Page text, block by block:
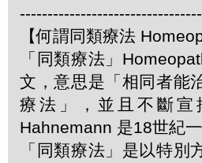
【何謂同類療法
「同類療法」
文，意思是「相同者能
療法」，並且不斷宣
Hahnemann 是18世紀
「同類療法」是以特